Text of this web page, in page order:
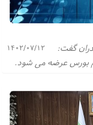
۱۴۰۲/۰۷/۱۲
گفت:
بورس عرضه می شود.